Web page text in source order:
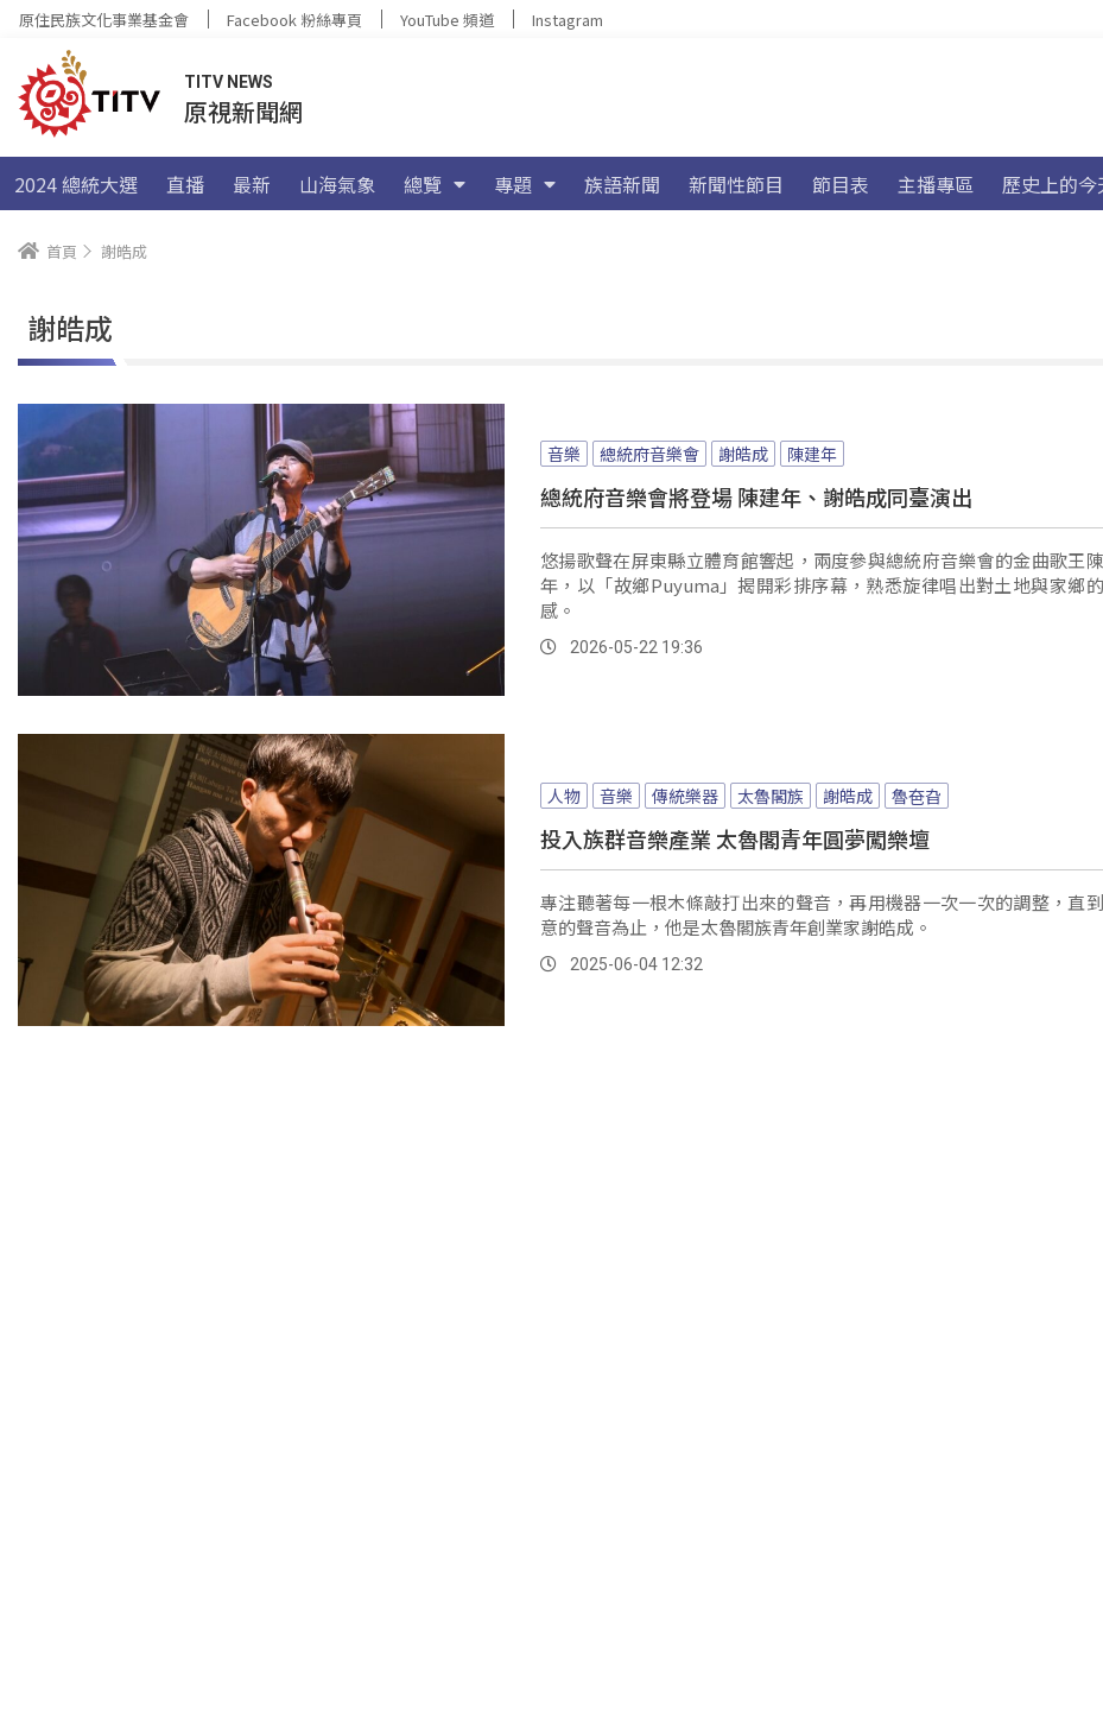
原住民族文化事業基金會 Facebook 粉絲專頁 YouTube 頻道 Instagram
TITV NEWS
原視新聞網
2024 總統大選 直播 最新 山海氣象 總覽 專題 族語新聞 新聞性節目 節目表 主播專區 歷史上的今
首頁 謝皓成
謝皓成
音樂 總統府音樂會 謝皓成 陳建年
總統府音樂會將登場 陳建年、謝皓成同臺演出
悠揚歌聲在屏東縣立體育館響起，兩度參與總統府音樂會的金曲歌王
年，以「故鄉Puyuma」揭開彩排序幕，熟悉旋律唱出對土地與家鄉
感。
2026-05-22 19:36
人物 音樂 傳統樂器 太魯閣族 謝皓成 魯夿旮
投入族群音樂產業 太魯閣青年圓夢闖樂壇
專注聽著每一根木條敲打出來的聲音，再用機器一次一次的調整，直
意的聲音為止，他是太魯閣族青年創業家謝皓成。
2025-06-04 12:32